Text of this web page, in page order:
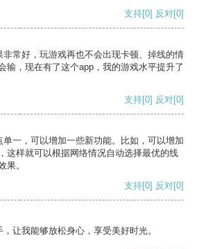
支持[0] 反对[0]
常好，玩游戏再也不会出现卡顿、掉线的情
输，现在有了这个app，我的游戏水平提升了
支持[0] 反对[0]
一，可以增加一些新功能。比如，可以增加
这样就可以根据网络情况自动选择最优的线
果。
支持[0] 反对[0]
让我能够放松身心，享受美好时光。